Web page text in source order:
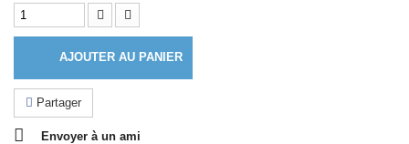
AJOUTER AU PANIER
Partager
Envoyer à un ami